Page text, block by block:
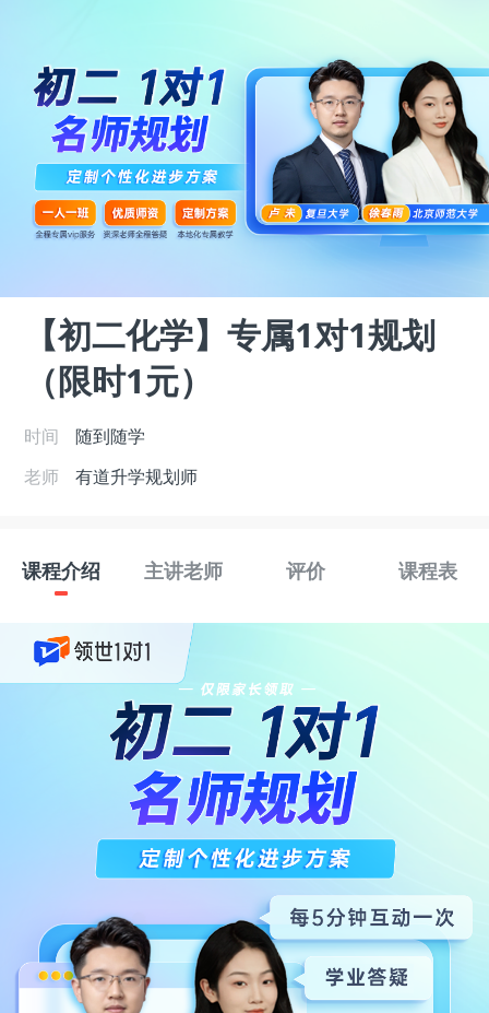
【初二化学】专属1对1规划
（限时1元）
时间
随到随学
老师
有道升学规划师
课程介绍 主讲老师 评价 课程表